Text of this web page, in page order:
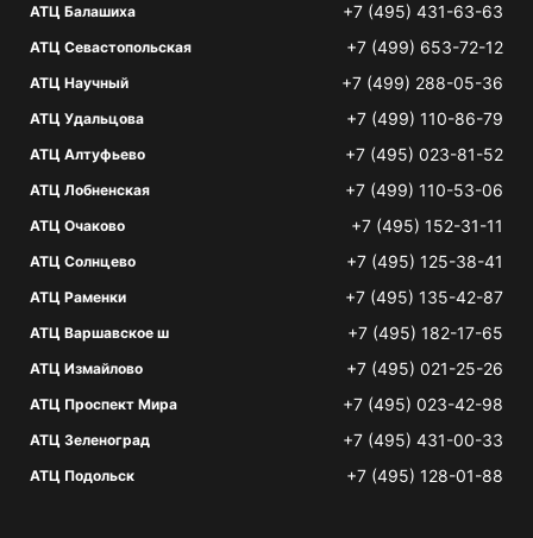
АТЦ Балашиха +7 (495) 431-63-63
АТЦ Севастопольская +7 (499) 653-72-12
АТЦ Научный +7 (499) 288-05-36
АТЦ Удальцова +7 (499) 110-86-79
АТЦ Алтуфьево +7 (495) 023-81-52
АТЦ Лобненская +7 (499) 110-53-06
АТЦ Очаково +7 (495) 152-31-11
АТЦ Солнцево +7 (495) 125-38-41
АТЦ Раменки +7 (495) 135-42-87
АТЦ Варшавское ш +7 (495) 182-17-65
АТЦ Измайлово +7 (495) 021-25-26
АТЦ Проспект Мира +7 (495) 023-42-98
АТЦ Зеленоград +7 (495) 431-00-33
АТЦ Подольск +7 (495) 128-01-88